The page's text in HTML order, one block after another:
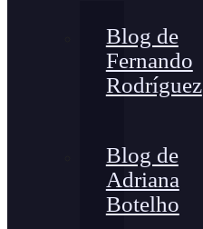
Blog de
Fernando
Rodríguez
Blog de
Adriana
Botelho